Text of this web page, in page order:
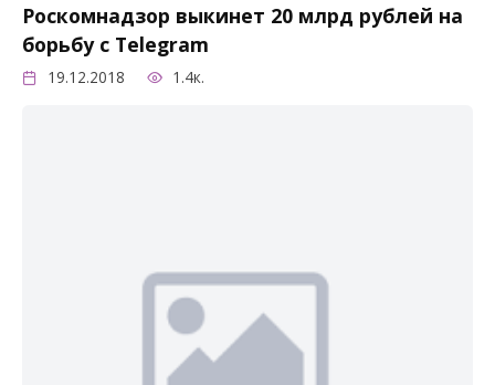
Роскомнадзор выкинет 20 млрд рублей на
борьбу с Telegram
19.12.2018 1.4к.